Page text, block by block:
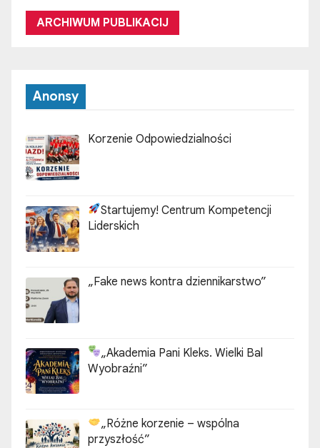
ARCHIWUM PUBLIKACIJ
Anonsy
Korzenie Odpowiedzialności
Startujemy! Centrum Kompetencji
Liderskich
„Fake news kontra dziennikarstwo”
„Akademia Pani Kleks. Wielki Bal
Wyobraźni”
„Różne korzenie – wspólna
przyszłość”